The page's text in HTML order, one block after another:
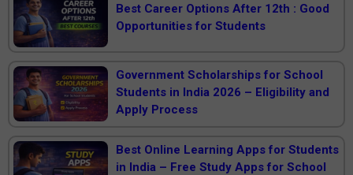
Best Career Options After 12th : Good
Opportunities for Students
Government Scholarships for School
Students in India 2026 – Eligibility and
Apply Process
Best Online Learning Apps for Students
in India – Free Study Apps for School